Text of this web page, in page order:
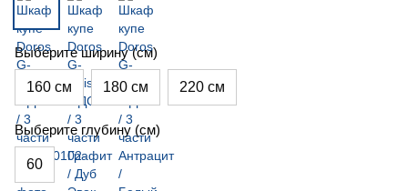
Выберите ширину (см)
160 см 180 см 220 см
Выберите глубину (см)
60